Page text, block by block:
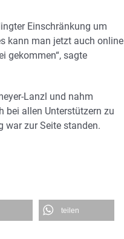
Einschränkung um
kann man jetzt auch online
gekommen“, sagte
Lanzl und nahm
bei allen Unterstützern zu
war zur Seite standen.
teilen